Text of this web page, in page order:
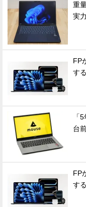
重
実
FP
す
「
台
FP
す